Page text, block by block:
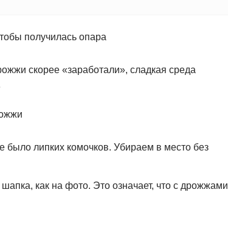
скорее «заработали», сладкая среда
липких комочков. Убираем в место без
как на фото. Это означает, что с дрожжами